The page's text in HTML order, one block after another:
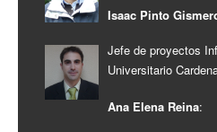
Isaac Pinto
Jefe de proyectos
Universitario
Ana Elena Reina: